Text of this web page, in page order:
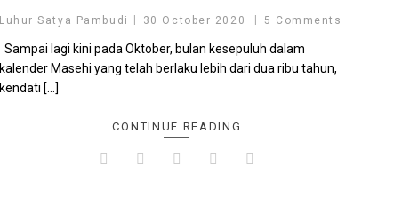
Luhur Satya Pambudi 30 October 2020 5 Comments
Sampai lagi kini pada Oktober, bulan kesepuluh dalam
kalender Masehi yang telah berlaku lebih dari dua ribu tahun,
kendati […]
CONTINUE READING